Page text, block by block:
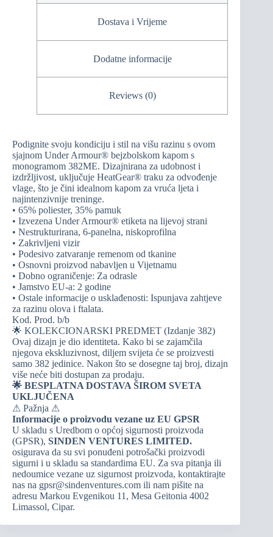
Dostava i Vrijeme
Dodatne informacije
Reviews (0)
Podignite svoju kondiciju i stil na višu razinu s ovom
sjajnom Under Armour® bejzbolskom kapom s
monogramom 382ME. Dizajnirana za udobnost i
izdržljivost, uključuje HeatGear® traku za odvođenje
vlage, što je čini idealnom kapom za vruća ljeta i
najintenzivnije treninge.
• 65% poliester, 35% pamuk
• Izvezena Under Armour® etiketa na lijevoj strani
• Nestrukturirana, 6-panelna, niskoprofilna
• Zakrivljeni vizir
• Podesivo zatvaranje remenom od tkanine
• Osnovni proizvod nabavljen u Vijetnamu
• Dobno ograničenje: Za odrasle
• Jamstvo EU-a: 2 godine
• Ostale informacije o usklađenosti: Ispunjava zahtjeve
za razinu olova i ftalata.
Kod. Prod. b/b
🌟 KOLEKCIONARSKI PREDMET (Izdanje 382)
Ovaj dizajn je dio identiteta. Kako bi se zajamčila
njegova ekskluzivnost, diljem svijeta će se proizvesti
samo 382 jedinice. Nakon što se dosegne taj broj, dizajn
više neće biti dostupan za prodaju.
🌟 BESPLATNA DOSTAVA ŠIROM SVETA
UKLJUČENA
⚠ Pažnja ⚠
Informacije o proizvodu vezane uz EU GPSR
U skladu s Uredbom o općoj sigurnosti proizvoda
(GPSR), SINDEN VENTURES LIMITED.
osigurava da su svi ponuđeni potrošački proizvodi
sigurni i u skladu sa standardima EU. Za sva pitanja ili
nedoumice vezane uz sigurnost proizvoda, kontaktirajte
nas na gpsr@sindenventures.com ili nam pišite na
adresu Markou Evgenikou 11, Mesa Geitonia 4002
Limassol, Cipar.